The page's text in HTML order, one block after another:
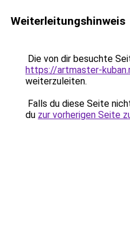
Weiterleitungshinweis
Die von dir besuchte
https://artmaster-
weiterzuleiten.
Falls du diese Seite
du zur vorherigen Seite